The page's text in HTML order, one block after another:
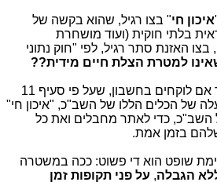
איכון חי" בצו רגיל, שהוא בקשה של
בלתי חוקית (ועוד מושחרת
האזנת סתר רגיל, לפי "חוק נתוני
למטרת הצלת חיים מידית??
העניין הזה נהיה יותר ברור אם לוקחים בחשבון, שעל פי סעיף 11
של הכלים הללו של השב"כ, "איכון חי"
השב"כ, כדי לאתר מחבלים ואת כל
בזמן אמת.
שופט הוא די פשוט: ככה במשטרה
הגבלה, על פני תקופות זמן